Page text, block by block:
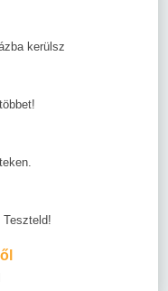
kerülsz